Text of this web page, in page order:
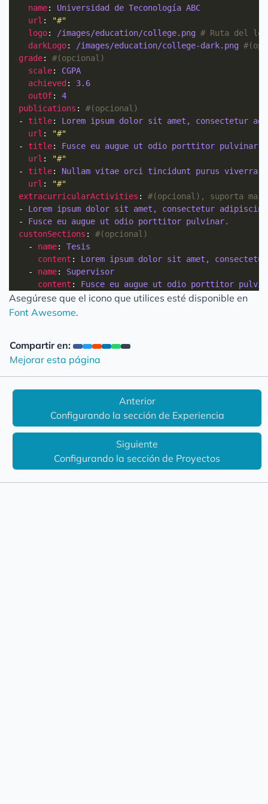
name: Universidad de Teconología ABC
url :
"#"
logo: /images/education/college.png # Ruta del
darkLogo: /images/education/college-dark.png
grade: #(opcional)
scale: CGPA
achieved: 3.6
outOf: 4
publications : #(opcional)
  -
title: Lorem ipsum dolor sit amet, consectetur
url :
"#"
  -
title: Fusce eu augue ut odio porttitor pulvinar.
url :
"#"
  -
title: Nullam vitae orci tincidunt purus viverra
url :
"#"
extracurricularActivities : #(opcional), suporta
  -
Lorem ipsum dolor sit amet, consectetur
  -
Fusce eu augue ut odio porttitor pulvinar.
custonSections : #(opcional)
    -
name: Tesis
content : Lorem ipsum dolor sit amet,
    -
name: Supervisor
content : Fusce eu augue ut odio porttitor
Asegúrese que el icono que utilices esté disponible en
Font Awesome.
Compartir en:
Mejorar esta página
Anterior
Configurando la sección de Experiencia
Siguiente
Configurando la sección de Proyectos